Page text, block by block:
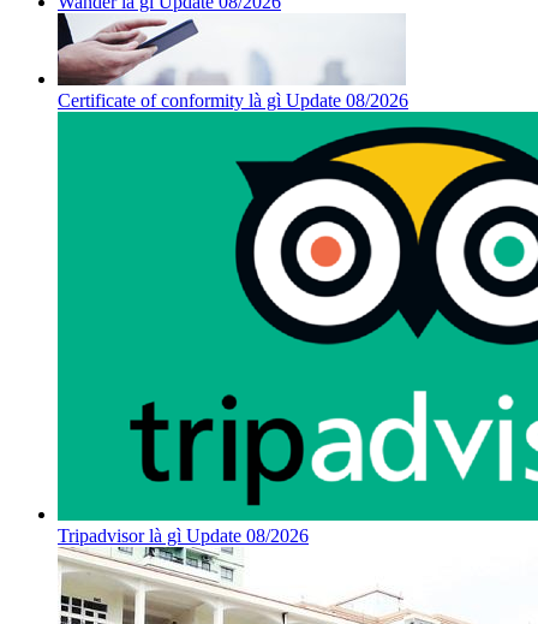
Certificate of conformity là gì Update 08/2026
Tripadvisor là gì Update 08/2026